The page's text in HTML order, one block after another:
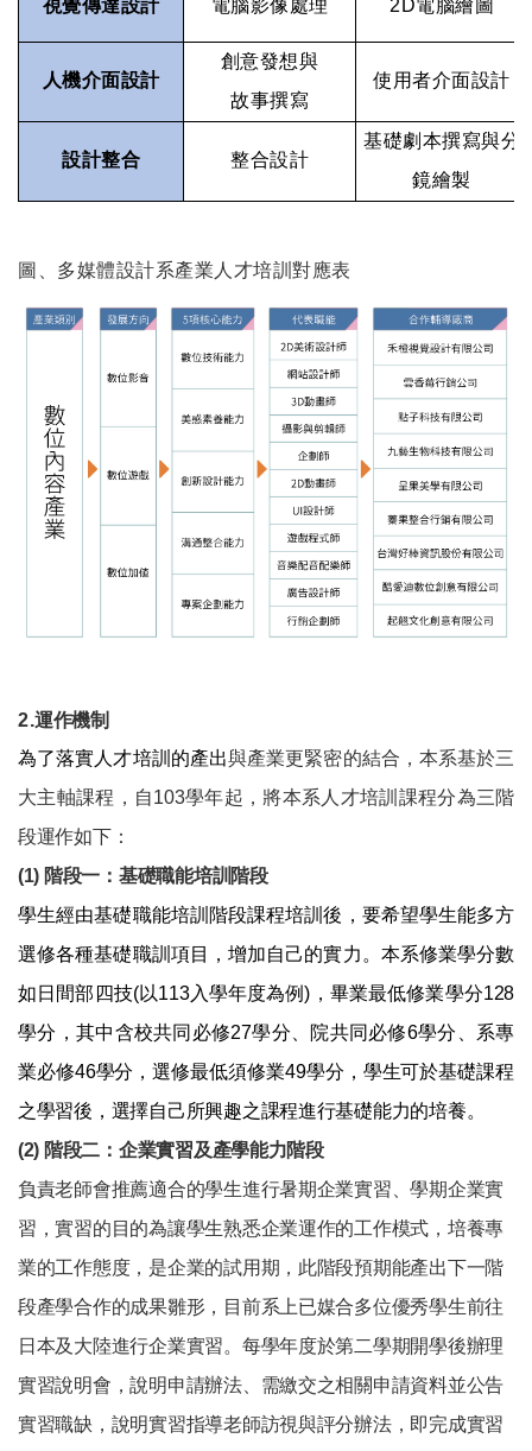
視覺傳達設計 電腦影像處理 2D電腦繪圖
人機介面設計
創意發想與
故事撰寫
使用者介面設計
設計整合 整合設計
基礎劇本撰寫與分
鏡繪製
圖、多媒體設計系產業人才培訓對應表
2.運作機制
為了落實人才培訓的產出與產業更緊密的結合，本系基於三
大主軸課程，自103學年起，將本系人才培訓課程分為三階
段運作如下：
(1) 階段一：基礎職能培訓階段
學生經由基礎職能培訓階段課程培訓後，要希望學生能多方
選修各種基礎職訓項目，增加自己的實力。本系修業學分數
如日間部四技(以113入學年度為例)，畢業最低修業學分128
學分，其中含校共同必修27學分、院共同必修6學分、系專
業必修46學分，選修最低須修業49學分，學生可於基礎課程
之學習後，選擇自己所興趣之課程進行基礎能力的培養。
(2) 階段二：企業實習及產學能力階段
負責老師會推薦適合的學生進行暑期企業實習、學期企業實
習，實習的目的為讓學生熟悉企業運作的工作模式，培養專
業的工作態度，是企業的試用期，此階段預期能產出下一階
段產學合作的成果雛形，目前系上已媒合多位優秀學生前往
日本及大陸進行企業實習。每學年度於第二學期開學後辦理
實習說明會，說明申請辦法、需繳交之相關申請資料並公告
實習職缺，說明實習指導老師訪視與評分辦法，即完成實習